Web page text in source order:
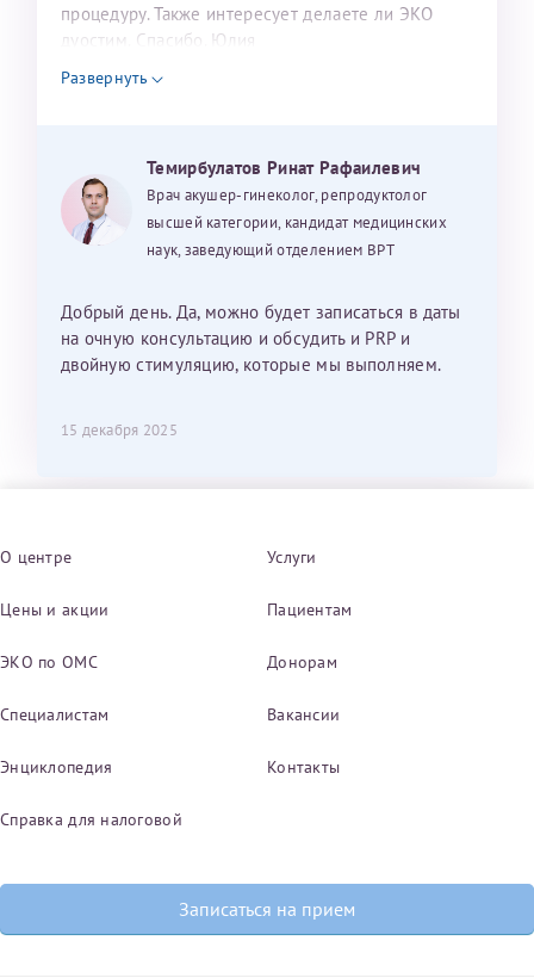
процедуру. Также интересует делаете ли ЭКО
дуостим. Спасибо. Юлия
Развернуть
Темирбулатов Ринат Рафаилевич
Врач акушер-гинеколог, репродуктолог
высшей категории, кандидат медицинских
наук, заведующий отделением ВРТ
Добрый день. Да, можно будет записаться в даты
на очную консультацию и обсудить и PRP и
двойную стимуляцию, которые мы выполняем.
15 декабря 2025
О центре Услуги
Цены и акции Пациентам
ЭКО по ОМС Донорам
Специалистам Вакансии
Энциклопедия Контакты
Справка для налоговой
Записаться на прием